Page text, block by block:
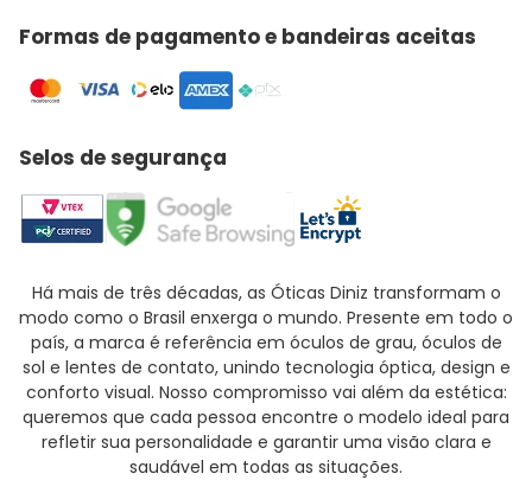
Formas de pagamento e bandeiras aceitas
Selos de segurança
Há mais de três décadas, as Óticas Diniz transformam o
modo como o Brasil enxerga o mundo. Presente em todo o
país, a marca é referência em óculos de grau, óculos de
sol e lentes de contato, unindo tecnologia óptica, design e
conforto visual. Nosso compromisso vai além da estética:
queremos que cada pessoa encontre o modelo ideal para
refletir sua personalidade e garantir uma visão clara e
saudável em todas as situações.